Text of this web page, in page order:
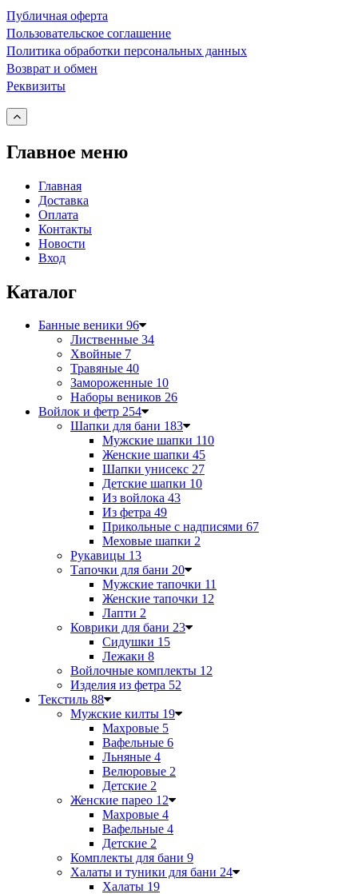
Публичная оферта
Пользовательское соглашение
Политика обработки персональных данных
Возврат и обмен
Реквизиты
Главное меню
Главная
Доставка
Оплата
Контакты
Новости
Вход
Каталог
Банные веники 96
Лиственные 34
Хвойные 7
Травяные 40
Замороженные 10
Наборы веников 26
Войлок и фетр 254
Шапки для бани 183
Мужские шапки 110
Женские шапки 45
Шапки унисекс 27
Детские шапки 10
Из войлока 43
Из фетра 49
Прикольные с надписями 67
Меховые шапки 2
Рукавицы 13
Тапочки для бани 20
Мужские тапочки 11
Женские тапочки 12
Лапти 2
Коврики для бани 23
Сидушки 15
Лежаки 8
Войлочные комплекты 12
Изделия из фетра 52
Текстиль 88
Мужские килты 19
Махровые 5
Вафельные 6
Льняные 4
Велюровые 2
Детские 2
Женские парео 12
Махровые 4
Вафельные 4
Детские 2
Комплекты для бани 9
Халаты и туники для бани 24
Халаты 19